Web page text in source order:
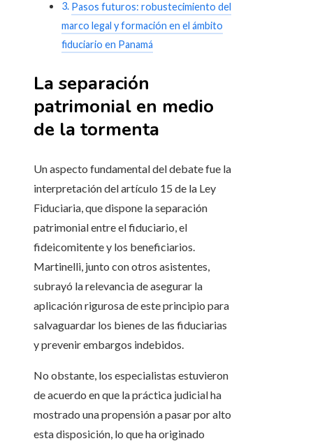
Pasos futuros: robustecimiento del
marco legal y formación en el ámbito
fiduciario en Panamá
La separación
patrimonial en medio
de la tormenta
Un aspecto fundamental del debate fue la
interpretación del artículo 15 de la Ley
Fiduciaria, que dispone la separación
patrimonial entre el fiduciario, el
fideicomitente y los beneficiarios.
Martinelli, junto con otros asistentes,
subrayó la relevancia de asegurar la
aplicación rigurosa de este principio para
salvaguardar los bienes de las fiduciarias
y prevenir embargos indebidos.
No obstante, los especialistas estuvieron
de acuerdo en que la práctica judicial ha
mostrado una propensión a pasar por alto
esta disposición, lo que ha originado